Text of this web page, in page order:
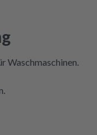
dank der
Waschmaschinen.